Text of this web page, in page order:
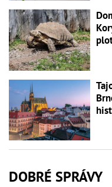
DOBRÉ SPRÁVY